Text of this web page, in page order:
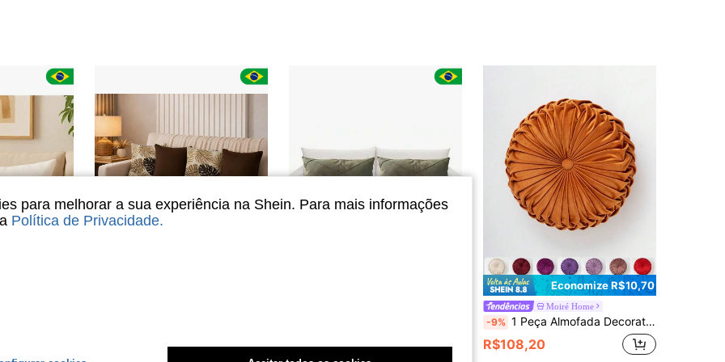
Economize R$10,70
Moiré Home
-9% 1 Peça Almofada Decorativa de Estilo Minimalista Moderno, Almofada Lavável Grossa Amigável para Animais de Estimação, Adequada para Feriados, Quartos, Sala de Estar, Quarto, Escritório, Decoração Doméstica para Todas as Estações
R$108,20
para melhorar a sua experiência na Shein. Para mais informações
Política de Privacidade.